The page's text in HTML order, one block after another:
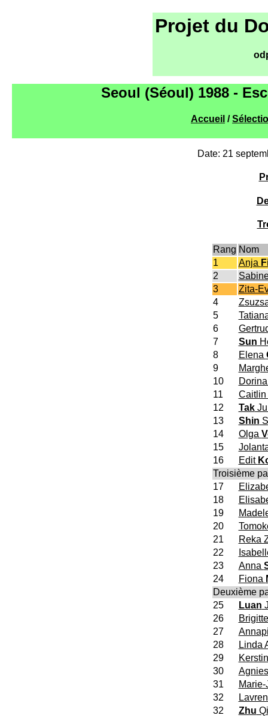
Projet du
Seoul (Séoul) 1988 -
Accueil /
Date: 21
Rang Nom
1
Anja
2
3
Zita-
4
5
6
7
Sun
8
Elena
9
10
11
Caitlin
12
Tak
13
Shin
14
Olga
15
16
Edit
Troisième
17
18
19
20
21
Reka
22
23
Anna
24
Fiona
Deuxième
25
Luan
26
27
28
Linda
29
30
31
32
32
Zhu